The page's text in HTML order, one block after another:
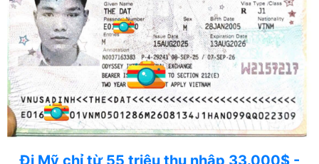
Đi Mỹ chỉ từ 55 triệu thu nhập 33.000$ -